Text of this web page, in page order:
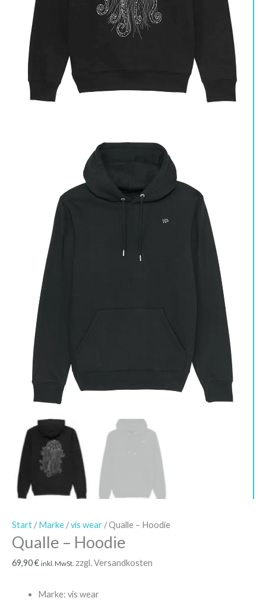
Start /Marke /vis wear / Qualle – Hoodie
Qualle – Hoodie
69,90€ inkl. MwSt. zzgl. Versandkosten
Marke: vis wear